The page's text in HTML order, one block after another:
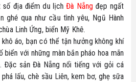
số địa điểm du lịch Đà Nẵng đẹp ngất
ghé qua như cầu tình yêu, Ngũ Hành
Linh Ứng, biển Mỹ Khê.
áo, bạn có thể tận hưởng không khí
biển với những màn bắn pháo hoa mãn
Đặc sản Đà Nẵng nổi tiếng với gỏi cá
phá lấu, chè sầu Liên, kem bơ, ghẹ sữa